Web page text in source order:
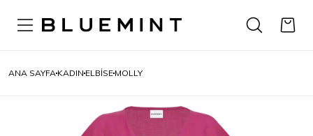
ANA SAYFA KADIN ELBISE MOLLY